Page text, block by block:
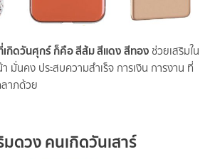
กิดวันศุกร์ ก็คือ สีส้ม สีแดง สีทอง ช่วยเสริมใน
มั่นคง ประสบความสำเร็จ การเงิน การงาน ที่
าภด้วย
ดวง คนเกิดวันเสาร์